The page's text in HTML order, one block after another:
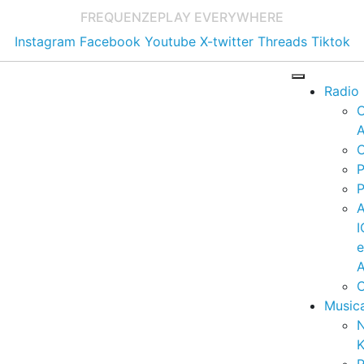
FREQUENZEPLAY EVERYWHERE
Instagram Facebook Youtube X-twitter Threads Tiktok
Radio
e